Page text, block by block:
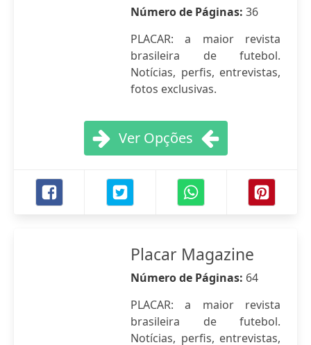
Número de Páginas: 36
PLACAR: a maior revista
brasileira de futebol.
Notícias, perfis, entrevistas,
fotos exclusivas.
Ver Opções
Placar Magazine
Número de Páginas: 64
PLACAR: a maior revista
brasileira de futebol.
Notícias, perfis, entrevistas,